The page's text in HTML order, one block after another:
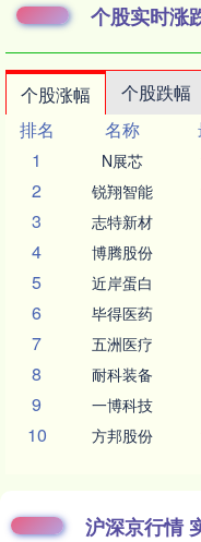
个股实时涨
个股涨幅 个股跌幅
排名
名称
1
N展芯
2 锐翔智能
3 志特新材
4 博腾股份
5 近岸蛋白
6 毕得医药
7 五洲医疗
8 耐科装备
9 一博科技
10 方邦股份
沪深京行情